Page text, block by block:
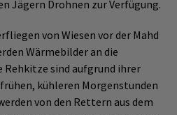
Jägern Drohnen zur Verfügung.
von Wiesen vor der Mahd
Wärmebilder an die
sind aufgrund ihrer
kühleren Morgenstunden
von den Rettern aus dem